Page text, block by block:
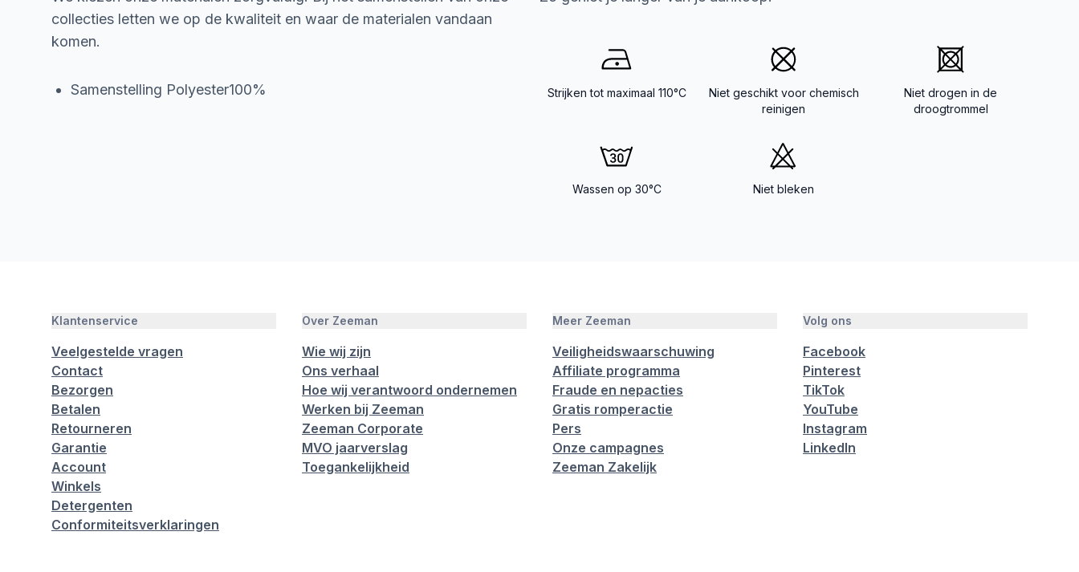
collecties letten we op de kwaliteit en waar de materialen vandaan
komen.
Samenstelling Polyester100% Strijken tot maximaal 110°C
Niet geschikt voor chemisch
reinigen
Niet drogen in de
droogtrommel
Wassen op 30°C Niet bleken
Klantenservice
Veelgestelde vragen
Contact
Bezorgen
Betalen
Retourneren
Garantie
Account
Winkels
Detergenten
Conformiteitsverklaringen
Over Zeeman
Wie wij zijn
Ons verhaal
Hoe wij verantwoord ondernemen
Werken bij Zeeman
Zeeman Corporate
MVO jaarverslag
Toegankelijkheid
Meer Zeeman
Veiligheidswaarschuwing
Affiliate programma
Fraude en nepacties
Gratis romperactie
Pers
Onze campagnes
Zeeman Zakelijk
Volg ons
Facebook
Pinterest
TikTok
YouTube
Instagram
LinkedIn